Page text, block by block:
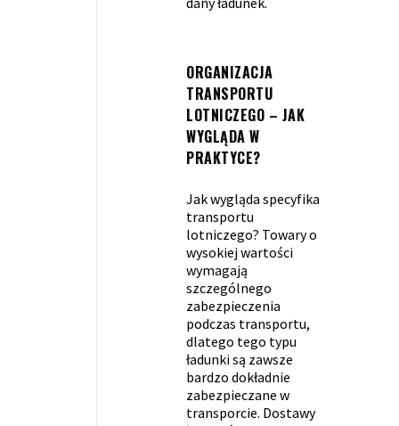
ORGANIZACJA
TRANSPORTU
LOTNICZEGO – JAK
WYGLĄDA W
PRAKTYCE?
Jak wygląda specyfika
transportu
lotniczego? Towary o
wysokiej wartości
wymagają
szczególnego
zabezpieczenia
podczas transportu,
dlatego tego typu
ładunki są zawsze
bardzo dokładnie
zabezpieczane w
transporcie. Dostawy